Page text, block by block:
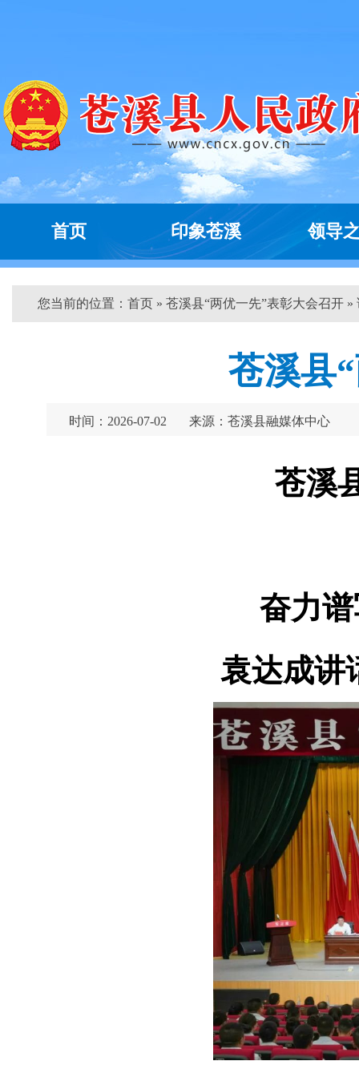
首页 印象苍溪 领导
您当前的位置： 首页 » 苍溪县“两优一先”表彰大会召开 »
苍溪县
时间：2026-07-02 来源：苍溪县融媒体中心
苍溪
奋力
袁达成讲